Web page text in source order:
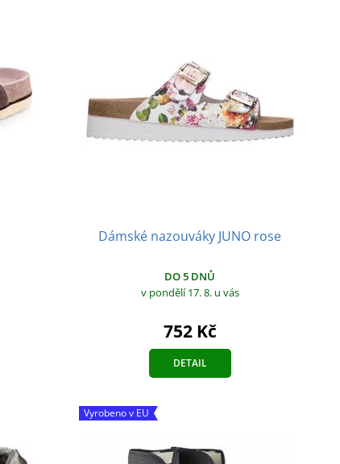
Dámské nazouváky JUNO rose
DO 5 DNŮ
v pondělí 17. 8. u vás
752 Kč
DETAIL
Vyrobeno v EU